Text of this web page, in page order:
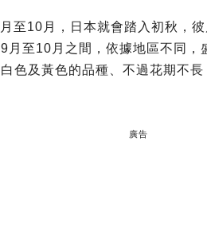
至10月，日本就會踏入初秋，
月至10月之間，依據地區不同
色及黃色的品種、不過花期不
廣告